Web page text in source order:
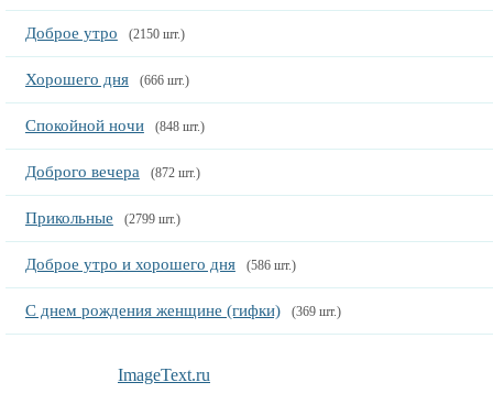
Доброе утро (2150 шт.)
Хорошего дня (666 шт.)
Спокойной ночи (848 шт.)
Доброго вечера (872 шт.)
Прикольные (2799 шт.)
Доброе утро и хорошего дня (586 шт.)
С днем рождения женщине (гифки) (369 шт.)
ImageText.ru